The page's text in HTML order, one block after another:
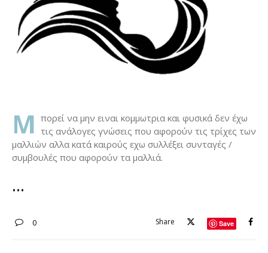
M πορεί να μην ειναι κομμωτρια και φυσικά δεν έχω
τις ανάλογες γνώσεις που αφορούν τις τρίχες των
μαλλιών αλλα κατά καιρούς εχω συλλέξει συνταγές /
συμβουλές που αφορούν τα μαλλιά.
0 Share Save